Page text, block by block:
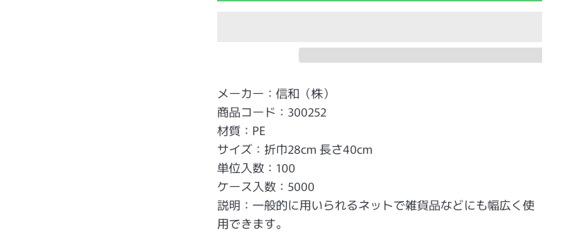
メーカー：信和（株）
商品コード：300252
材質：PE
サイズ：折巾28cm 長さ40cm
単位入数：100
ケース入数：5000
説明：一般的に用いられるネットで雑貨品などにも幅広く使
用できます。